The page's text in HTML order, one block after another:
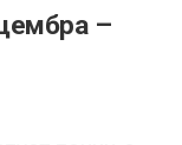
–